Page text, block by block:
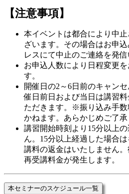
【注意事項】
本イベントは都合により中
ざいます。その場合はお申
レスにて中止のご連絡を発信
お申込人数により日程変更
す。
開催日の2～6日前のキャン
催日前日および当日は講習
ただきます。※振り込み手数
かねます。あらかじめご了承
講習開始時刻より15分以上
ん。15分以上経過した場合
講料の返金はいたしません。
再受講料金が発生します。
本セミナーのスケジュール一覧